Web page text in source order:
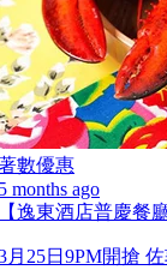
數優惠
months ago
逸東酒店普慶餐
月25日9PM開搶